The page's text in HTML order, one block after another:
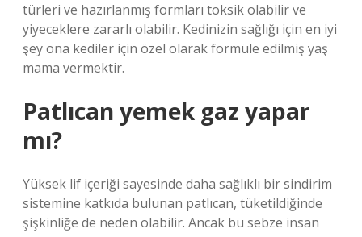
türleri ve hazırlanmış formları toksik olabilir ve
yiyeceklere zararlı olabilir. Kedinizin sağlığı için en iyi
şey ona kediler için özel olarak formüle edilmiş yaş
mama vermektir.
Patlıcan yemek gaz yapar
mı?
Yüksek lif içeriği sayesinde daha sağlıklı bir sindirim
sistemine katkıda bulunan patlıcan, tüketildiğinde
şişkinliğe de neden olabilir. Ancak bu sebze insan